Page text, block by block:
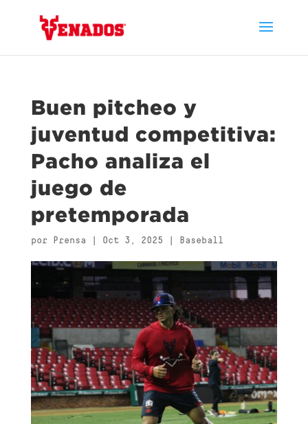
Buen pitcheo y
juventud competitiva:
Pacho analiza el
juego de
pretemporada
por Prensa Oct 3, 2025 Baseball